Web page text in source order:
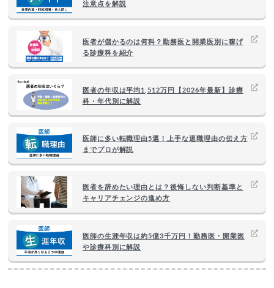
注意点を解説
医者が儲かるのは何科？勤務医と開業医別に稼げ
る診療科を紹介
医者の年収は平均1,512万円【2026年最新】診療
科・年代別に解説
医師に多い転職理由5選！上手な退職理由の伝え方
までプロが解説
医者を辞めたい理由とは？後悔しない判断基準と
キャリアチェンジの進め方
医師の生涯年収は約5億3千万円！勤務医・開業医
や診療科別に解説